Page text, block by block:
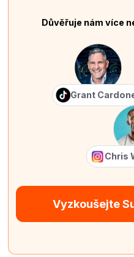
Důvěřuje nám více
Grant
Chris
Vyzkoušejte